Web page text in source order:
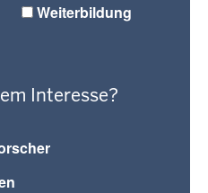
Weiterbildung
Interesse?